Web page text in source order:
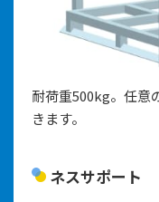
耐荷重500kg。任意
きます。
ネスサポート